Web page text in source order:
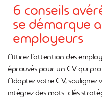
6 conseils
se démarque
employeurs
Attirez l’attention des
éprouvés pour un CV qui
Adaptez votre CV, soulignez
intégrez des mots-clés